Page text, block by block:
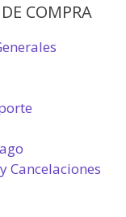
COMPRA
Cancelaciones